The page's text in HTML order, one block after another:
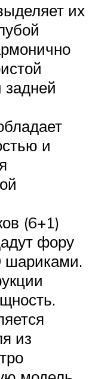
их
задней
и
(6+1)
фору
шариками.
из